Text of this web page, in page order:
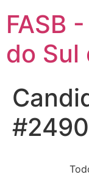
FASB
do Sul
#2490